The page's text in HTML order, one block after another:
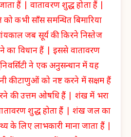
हैं | वातावरण शुद्ध होता हैं |
कभी साँस समन्धित बिमारिया
जब सूर्य की किरने निस्तेज
का विधान हैं | इससे वातावरण
ने एक अनुसन्धान में यह
कीटाणुओं को नष्ट करने में सक्षम हैं
की उत्तम ओषधि हैं | शंख में भरा
शुद्ध होता हैं | शंख जल का
के लिए लाभकारी माना जाता हैं |